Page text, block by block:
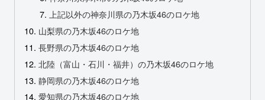
上記以外の神奈川県の乃木坂46のロケ地
山梨県の乃木坂46のロケ地
長野県の乃木坂46のロケ地
北陸（富山・石川・福井）の乃木坂46のロケ地
静岡県の乃木坂46のロケ地
愛知県の乃木坂46のロケ地